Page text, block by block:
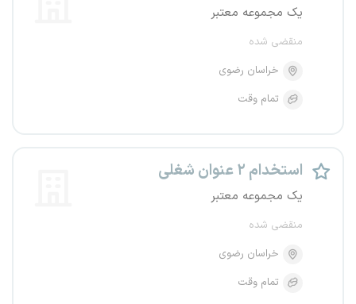
یک مجموعه معتبر
منقضی شده
خراسان رضوی
تمام وقت
استخدام ۲ عنوان شغلی
یک مجموعه معتبر
منقضی شده
خراسان رضوی
تمام وقت